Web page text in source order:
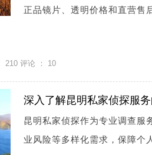
正品镜片、透明价格和直营售
210 评论 ： 10
深入了解昆明私家侦探服
昆明私家侦探作为专业调查服
业风险等多样化需求，保障个